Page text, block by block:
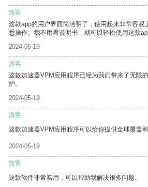
游客
这款app的用户界面简洁明了，使用起来非常容易
悉操作。我不用看说明书，就可以轻松使用这款
2024-05-19
游客
这款加速器VPM应用程序已经为我们带来了无限
护。
2024-05-19
游客
这款加速器VPM应用程序可以给你提供全球覆盖
2024-05-19
游客
这款软件非常实用，可以帮助我解决很多问题。